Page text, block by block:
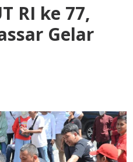
RI ke 77,
Gelar